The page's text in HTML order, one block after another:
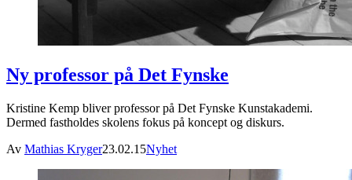
Ny professor på Det Fynske
Kristine Kemp bliver professor på Det Fynske Kunstakademi.
Dermed fastholdes skolens fokus på koncept og diskurs.
Av Mathias Kryger23.02.15Nyhet